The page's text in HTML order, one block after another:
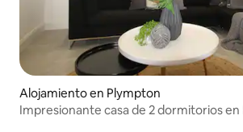
Alojamiento en Plympton
Impresionante casa de 2 dormitorios